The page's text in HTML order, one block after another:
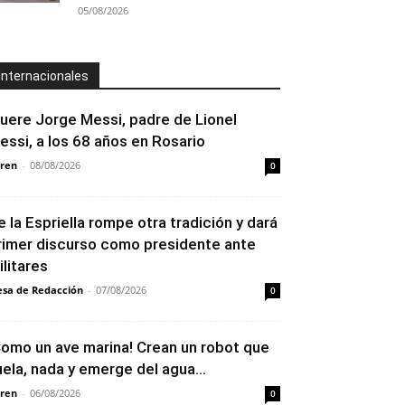
05/08/2026
Jorge Messi, padre de Lionel
a los 68 años en Rosario
- 08/08/2026 0
la Espriella rompe otra tradición y dará
discurso como presidente ante
de Redacción - 07/08/2026 0
un ave marina! Crean un robot que
nada y emerge del agua...
- 06/08/2026 0